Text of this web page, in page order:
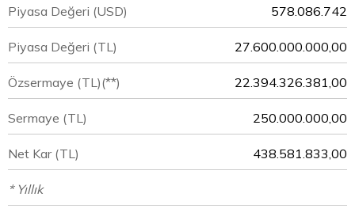
Piyasa Değeri (USD) 578.086.742
Piyasa Değeri (TL) 27.600.000.000,00
Özsermaye (TL)(**) 22.394.326.381,00
Sermaye (TL) 250.000.000,00
Net Kar (TL) 438.581.833,00
* Yıllık